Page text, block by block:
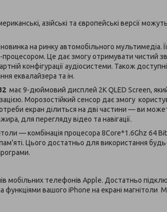
азійські та європейські версії
на ринку автомобільного мультимедіа.
Це дає змогу отримувати чистий
конфігурації аудіосистеми. Також
еквалайзера та ін.
має 9-дюймовий дисплей 2K QLED Screen,
Морозостійкий сенсор дає змогу
екран ділиться на дві частини — ви
для перегляду відео та навігації.
— комбінація процесора 8Core*1.6Ghz 64
Цього достатньо для використання
мобільних телефонів Apple. Достатньо
функціями вашого iPhone на екрані магнітоли